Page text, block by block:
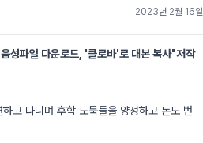
2023년 2월 16일
성파일 다운로드, '클로바'로 대본 복사"저작
고 다니며 후학 도둑들을 양성하고 돈도 번